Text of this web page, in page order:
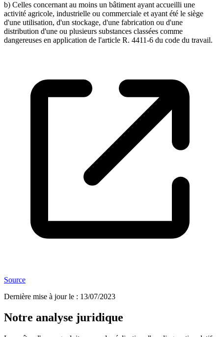
b) Celles concernant au moins un bâtiment ayant accueilli une
activité agricole, industrielle ou commerciale et ayant été le siège
d'une utilisation, d'un stockage, d'une fabrication ou d'une
distribution d'une ou plusieurs substances classées comme
dangereuses en application de l'article R. 4411-6 du code du travail.
Source
Dernière mise à jour le : 13/07/2023
Notre analyse juridique